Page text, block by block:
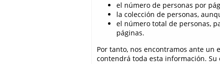
el número de personas por
la colección de personas,
el número total de personas,
páginas.
Por tanto, nos encontramos ante un
contendrá toda esta información.